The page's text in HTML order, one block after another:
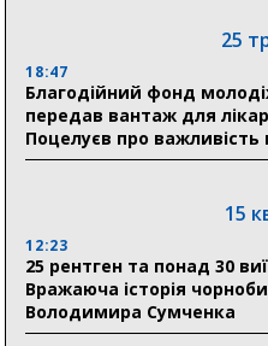
Сумщини пояснив, як
17:52
«Укрексімбанк»
Пенсійному фонді
людям
відзнаки «Почесного
30
25
18:47
Благодійний фонд
передав вантаж для
Поцелуєв про
15
12:23
25 рентген та понад 30
Вражаюча історія
Володимира Сумченка